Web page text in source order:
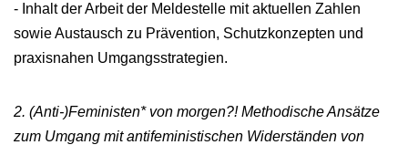
- Inhalt der Arbeit der Meldestelle mit aktuellen Zahlen
sowie Austausch zu Prävention, Schutzkonzepten und
praxisnahen Umgangsstrategien.
2. (Anti-)Feministen* von morgen?! Methodische Ansätze
zum Umgang mit antifeministischen Widerständen von